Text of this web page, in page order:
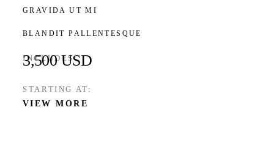
GRAVIDA UT MI
BLANDIT PALLENTESQUE
INCLUDES:
3,500 USD
STARTING AT:
VIEW MORE